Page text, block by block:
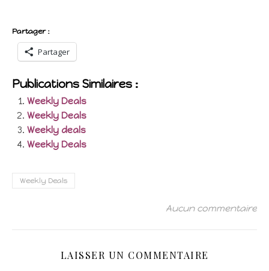
Partager :
Partager
Publications Similaires :
Weekly Deals
Weekly Deals
Weekly deals
Weekly Deals
Weekly Deals
Aucun commentaire
LAISSER UN COMMENTAIRE